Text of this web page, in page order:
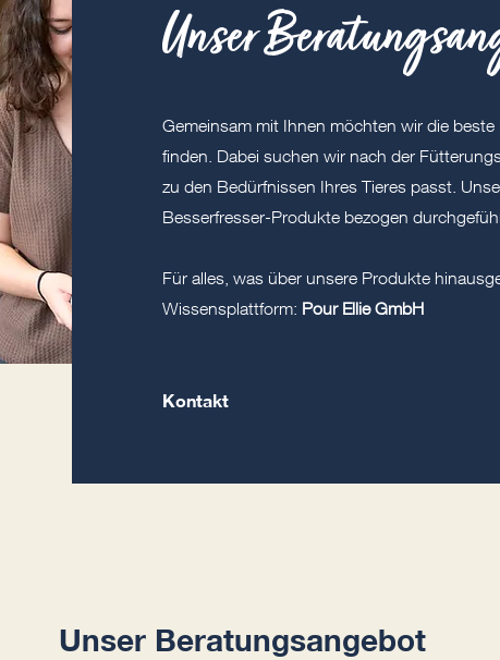
Unser
Gemeinsam mit Ihnen möchten wir die
finden. Dabei suchen wir nach der
zu den Bedürfnissen Ihres Tieres passt.
Besserfresser-Produkte bezogen
Für alles, was über unsere Produkte
Wissensplattform: Pour Ellie GmbH
Kontakt
Unser Beratungsangebot